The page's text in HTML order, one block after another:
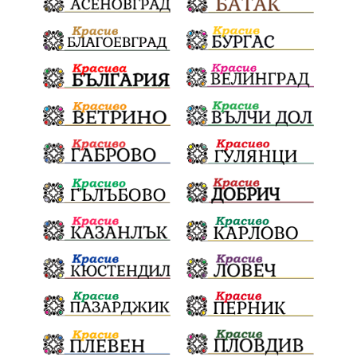
благотворителна инициатива
Електронният прием започва Дънката
Ще има ли присъда Ден на отворените врати
стопанство „Храна от село“ Карола Карова
бронзови медал Балканското първенство
в отборната надпревара
„Отваряне на града към морето“
Негодна за пиене вода във Варненско
цялостно обновяване Музеъ на мозайките
и прилежащия парк в Девня